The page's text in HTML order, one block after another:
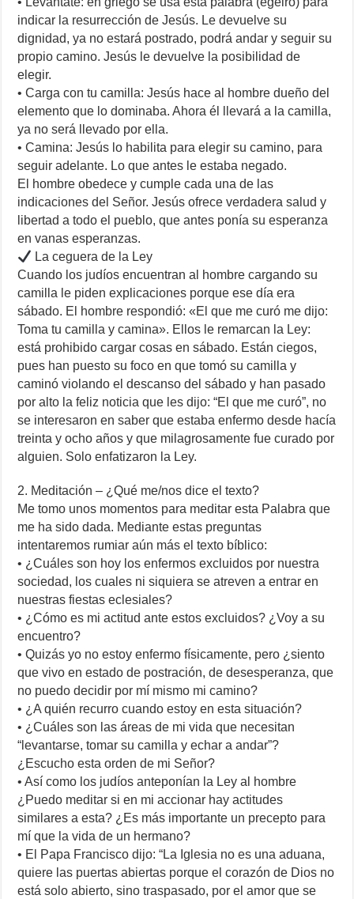
indicar la resurrección de Jesús. Le devuelve su
dignidad, ya no estará postrado, podrá andar y seguir su
propio camino. Jesús le devuelve la posibilidad de
elegir.
• Carga con tu camilla: Jesús hace al hombre dueño del
elemento que lo dominaba. Ahora él llevará a la camilla,
ya no será llevado por ella.
• Camina: Jesús lo habilita para elegir su camino, para
seguir adelante. Lo que antes le estaba negado.
El hombre obedece y cumple cada una de las
indicaciones del Señor. Jesús ofrece verdadera salud y
libertad a todo el pueblo, que antes ponía su esperanza
en vanas esperanzas.
La ceguera de la Ley
Cuando los judíos encuentran al hombre cargando su
camilla le piden explicaciones porque ese día era
sábado. El hombre respondió: «El que me curó me dijo:
Toma tu camilla y camina». Ellos le remarcan la Ley:
está prohibido cargar cosas en sábado. Están ciegos,
pues han puesto su foco en que tomó su camilla y
caminó violando el descanso del sábado y han pasado
por alto la feliz noticia que les dijo: “El que me curó”, no
se interesaron en saber que estaba enfermo desde hacía
treinta y ocho años y que milagrosamente fue curado por
alguien. Solo enfatizaron la Ley.
2. Meditación – ¿Qué me/nos dice el texto?
Me tomo unos momentos para meditar esta Palabra que
me ha sido dada. Mediante estas preguntas
intentaremos rumiar aún más el texto bíblico:
• ¿Cuáles son hoy los enfermos excluidos por nuestra
sociedad, los cuales ni siquiera se atreven a entrar en
nuestras fiestas eclesiales?
• ¿Cómo es mi actitud ante estos excluidos? ¿Voy a su
encuentro?
• Quizás yo no estoy enfermo físicamente, pero ¿siento
que vivo en estado de postración, de desesperanza, que
no puedo decidir por mí mismo mi camino?
• ¿A quién recurro cuando estoy en esta situación?
• ¿Cuáles son las áreas de mi vida que necesitan
“levantarse, tomar su camilla y echar a andar”?
¿Escucho esta orden de mi Señor?
• Así como los judíos anteponían la Ley al hombre
¿Puedo meditar si en mi accionar hay actitudes
similares a esta? ¿Es más importante un precepto para
mí que la vida de un hermano?
• El Papa Francisco dijo: “La Iglesia no es una aduana,
quiere las puertas abiertas porque el corazón de Dios no
está solo abierto, sino traspasado, por el amor que se